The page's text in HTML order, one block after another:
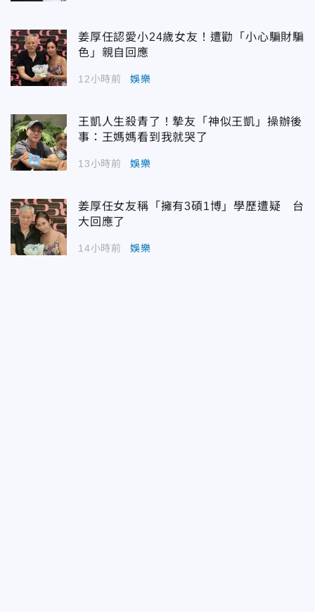
姜厚任認愛小24歲女友！遭勸「小心騙財騙
色」親自回應
12小時前 娛樂
王凱人生殺青了！摯友「神似王凱」操辦後
事：王媽媽看到我就哭了
13小時前 娛樂
姜厚任女友稱「擁有3碩1博」學歷遭疑 台
大回應了
14小時前 娛樂